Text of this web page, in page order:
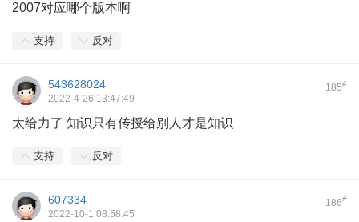
2007对应哪个版本啊
支持 反对
185#
543628024
2022-4-26 13:47:49
太给力了 知识只有传授给别人才是知识
支持 反对
186#
607334
2022-10-1 08:58:45